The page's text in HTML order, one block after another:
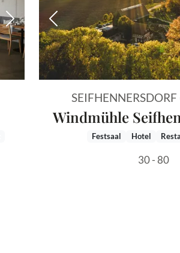
Nächstes BildVorheriges Bild
Windmühle
Festsaal Hotel
30 - 80